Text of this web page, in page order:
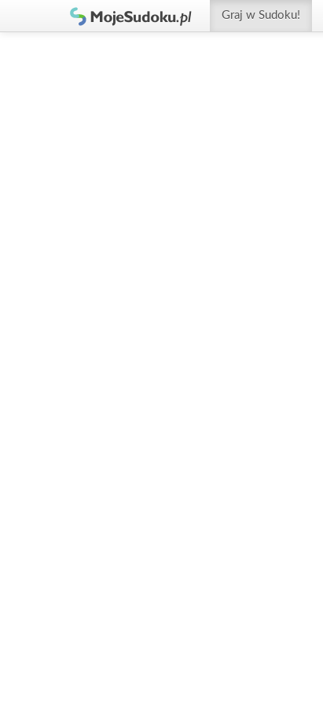
Graj w Sudoku!